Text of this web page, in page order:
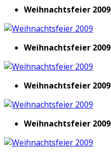
Weihnachtsfeier 2009
Weihnachtsfeier 2009
Weihnachtsfeier 2009
Weihnachtsfeier 2009